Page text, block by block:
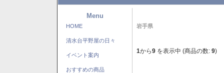
Menu
HOME
清水台平野屋の日々
イベント案内
おすすめの商品
岩手県
1から9 を表示中 (商品の数: 9)